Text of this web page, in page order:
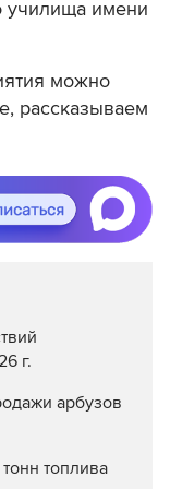
училища имени
можно
рассказываем
г.
арбузов
топлива